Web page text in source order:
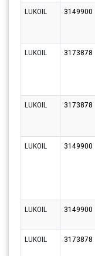
LUKOIL
3149900
LUKOIL 3173878
LUKOIL 3173878
LUKOIL 3149900
LUKOIL 3149900
LUKOIL
3173878